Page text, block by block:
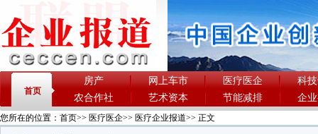
首页
房产 网上车市 医疗医企
科
农合作社
艺术资本 节能减排 企
您所在的位置： 首页>> 医疗医企>> 医疗企业报道>> 正文